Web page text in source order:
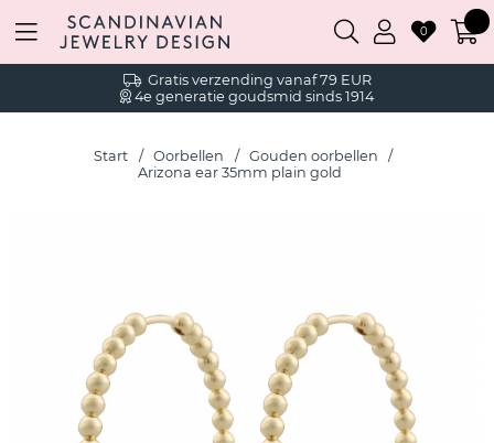
Gratis verzending vanaf 79 EUR
4e generatie goudsmid sinds 1914
0
Start Oorbellen
Gouden oorbellen
Arizona ear 35mm plain gold